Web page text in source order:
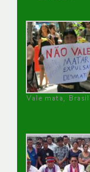
Vale mata, Brasil